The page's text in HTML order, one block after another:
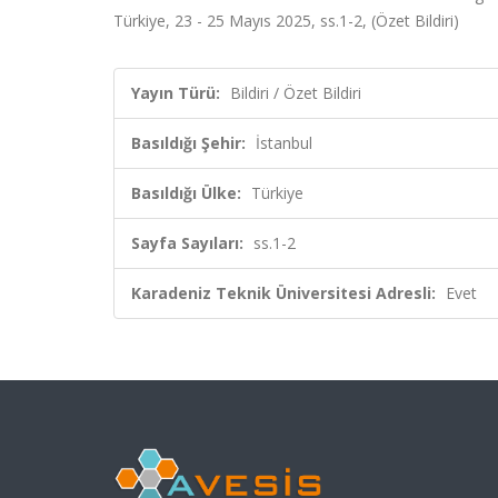
Türkiye, 23 - 25 Mayıs 2025, ss.1-2, (Özet Bildiri)
Yayın Türü: Bildiri / Özet Bildiri
Basıldığı Şehir: İstanbul
Basıldığı Ülke: Türkiye
Sayfa Sayıları: ss.1-2
Karadeniz Teknik Üniversitesi Adresli: Evet